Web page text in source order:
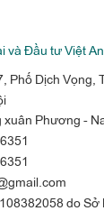
và Đầu tư Việt
Phố Dịch Vọng,
xuân Phương -
do